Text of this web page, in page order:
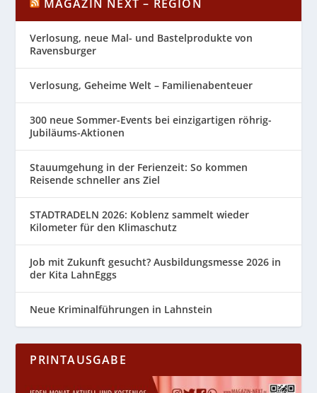
MAGAZIN NEXT – REGION
Verlosung, neue Mal- und Bastelprodukte von
Ravensburger
Verlosung, Geheime Welt – Familienabenteuer
300 neue Sommer-Events bei einzigartigen röhrig-
Jubiläums-Aktionen
Stauumgehung in der Ferienzeit: So kommen
Reisende schneller ans Ziel
STADTRADELN 2026: Koblenz sammelt wieder
Kilometer für den Klimaschutz
Job mit Zukunft gesucht? Ausbildungsmesse 2026 in
der Kita LahnEggs
Neue Kriminalführungen in Lahnstein
PRINTAUSGABE